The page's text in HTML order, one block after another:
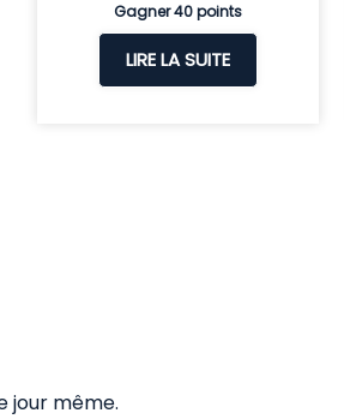
Gagner 40 points
LIRE LA SUITE
jour même.